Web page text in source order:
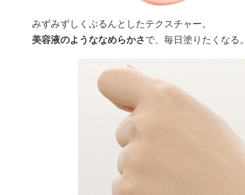
みずみずしくぷるんとしたテクスチャー。
美容液のようななめらかさで、毎日塗りたくなる。